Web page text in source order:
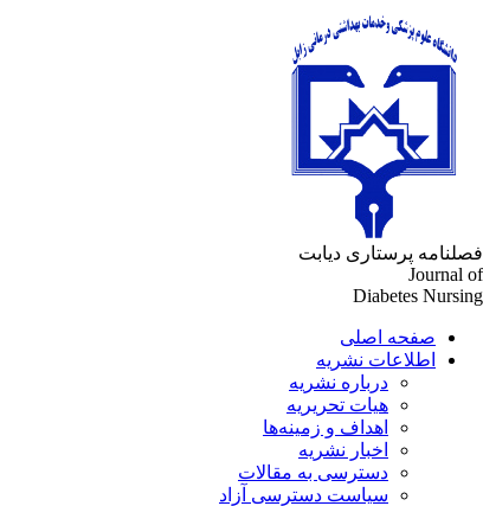
فصلنامه پرستاری دیابت
Journal of
Diabetes Nursing
صفحه اصلی
اطلاعات نشریه
درباره نشریه
هیات تحریریه
اهداف و زمینه‌ها
اخبار نشریه
دسترسی به مقالات
سیاست دسترسی آزاد